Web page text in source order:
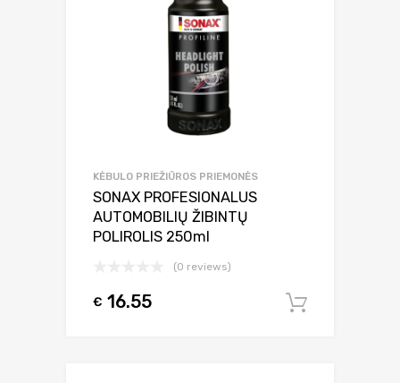
KĖBULO PRIEŽIŪROS PRIEMONĖS
SONAX PROFESIONALUS
AUTOMOBILIŲ ŽIBINTŲ
POLIROLIS 250ml
(0 reviews)
€ 16.55